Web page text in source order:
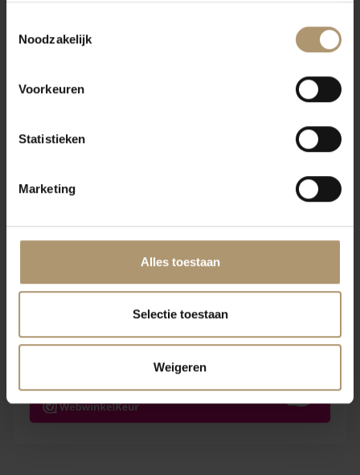
Noodzakelijk
Voorkeuren
Statistieken
Marketing
Alles toestaan
Selectie toestaan
Weigeren
Een mooie combinatie met gegrilde visgerechten, schelp- en
zonnig terras.
Klantbeoordelingen